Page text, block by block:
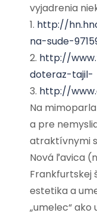
vyjadrenia
1. http://
na-sude-
2. http://
doteraz-tajil-
3. http://
Na
a pre
atraktívnymi
Nová ľavica
Frankfurtskej
estetika a
„umelec“